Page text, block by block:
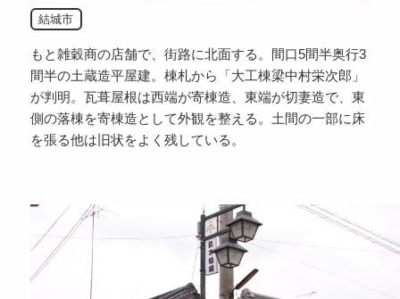
結城市
もと雑穀商の店舗で、街路に北面する。間口5間半奥行3
間半の土蔵造平屋建。棟札から「大工棟梁中村栄次郎」
が判明。瓦葺屋根は西端が寄棟造、東端が切妻造で、東
側の落棟を寄棟造として外観を整える。土間の一部に床
を張る他は旧状をよく残している。